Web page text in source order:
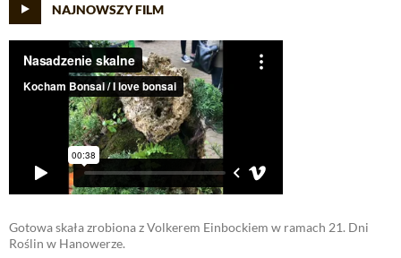
NAJNOWSZY FILM
Gotowa skała zrobiona z Volkerem Einbockiem w ramach 21. Dni
Roślin w Hanowerze.